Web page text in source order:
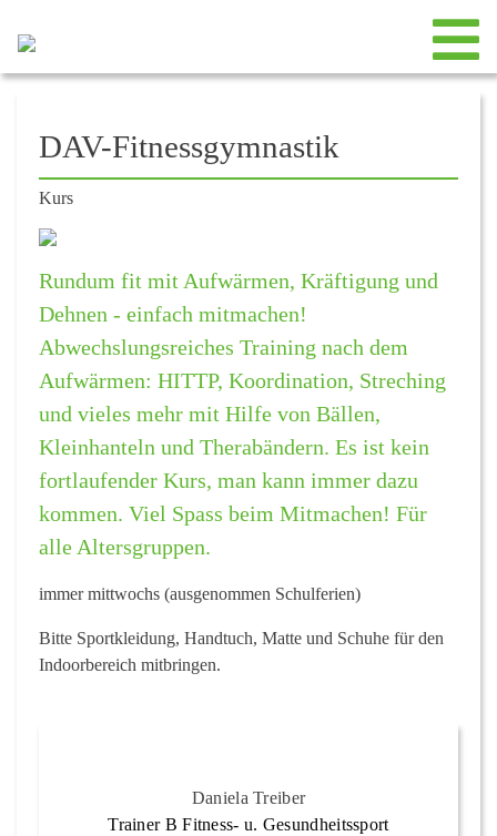
DAV-Fitnessgymnastik
Kurs
Rundum fit mit Aufwärmen, Kräftigung und
Dehnen - einfach mitmachen!
Abwechslungsreiches Training nach dem
Aufwärmen: HITTP, Koordination, Streching
und vieles mehr mit Hilfe von Bällen,
Kleinhanteln und Therabändern. Es ist kein
fortlaufender Kurs, man kann immer dazu
kommen. Viel Spass beim Mitmachen! Für
alle Altersgruppen.
immer mittwochs (ausgenommen Schulferien)
Bitte Sportkleidung, Handtuch, Matte und Schuhe für den
Indoorbereich mitbringen.
Daniela Treiber
Trainer B Fitness- u. Gesundheitssport